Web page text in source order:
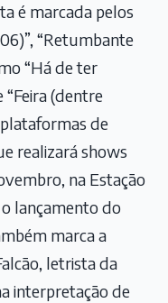
é marcada pelos
“Retumbante
“Há de ter
“Feira (dentre
de
realizará shows
na Estação
lançamento do
marca a
letrista da
interpretação de